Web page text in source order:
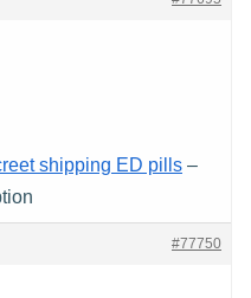
shipping ED pills –
#77750